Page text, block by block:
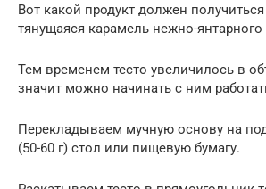
Вот какой продукт должен
тянущаяся карамель нежно-янтарного
Тем временем тесто увеличилось в
значит можно начинать с ним
Перекладываем мучную основу на
(50-60 г) стол или пищевую бумагу.